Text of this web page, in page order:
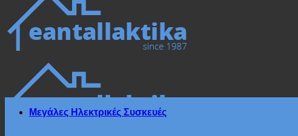
Μεγάλες Ηλεκτρικές Συσκευές